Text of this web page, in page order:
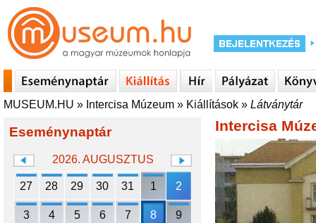
MUSEUM.HU » Intercisa Múzeum » Kiállítások » Látványtár
Eseménynaptár
2026. AUGUSZTUS
27 28 29 30 31 1 2
3 4 5 6 7 8 9
Intercisa